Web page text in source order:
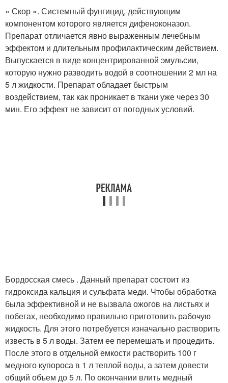
« Скор ». Системный фунгицид, действующим
компонентом которого является дифеноконазол.
Препарат отличается явно выраженным лечебным
эффектом и длительным профилактическим действием.
Выпускается в виде концентрированной эмульсии,
которую нужно разводить водой в соотношении 2 мл на
5 л жидкости. Препарат обладает быстрым
воздействием, так как проникает в ткани уже через 30
мин. Его эффект не зависит от погодных условий.
Бордосская смесь . Данный препарат состоит из
гидроксида кальция и сульфата меди. Чтобы обработка
была эффективной и не вызвала ожогов на листьях и
побегах, необходимо правильно приготовить рабочую
жидкость. Для этого потребуется изначально растворить
известь в 5 л воды. Затем ее перемешать и процедить.
После этого в отдельной емкости растворить 100 г
медного купороса в 1 л теплой воды, а затем довести
общий объем до 5 л. По окончании влить медный